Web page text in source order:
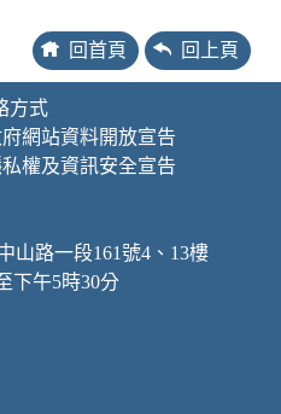
回首頁 回上頁
方式
網站資料開放宣告
私權及資訊安全宣告
山路一段161號4、13樓
下午5時30分